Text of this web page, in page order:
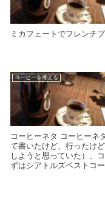
ミカフェートでフレンチ
コーヒーを考える
コーヒーネタ コーヒーネ
て書いたけど、行ったけ
しようと思っていた）、
ずはシアトルズベストコ